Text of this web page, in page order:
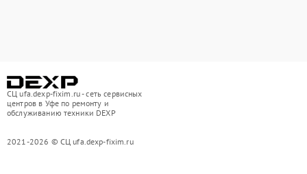
СЦ ufa.dexp-fixim.ru - сеть сервисных
центров в Уфе по ремонту и
обслуживанию техники DEXP
2021-2026 © СЦ ufa.dexp-fixim.ru